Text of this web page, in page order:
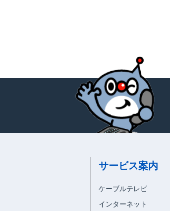
サービス案内
ケーブルテレビ
インターネット